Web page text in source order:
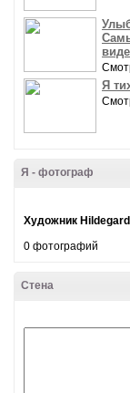
Я
Я - фотограф
Художник
0 фотографий
Стена